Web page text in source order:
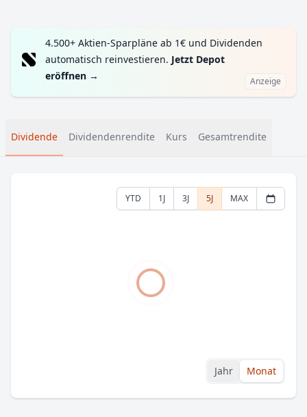
4.500+ Aktien-Sparpläne ab 1€ und Dividenden
automatisch reinvestieren. Jetzt Depot
eröffnen → Anzeige
Dividende Dividendenrendite Kurs Gesamtrendite
YTD 1J 3J 5J MAX
Jahr Monat